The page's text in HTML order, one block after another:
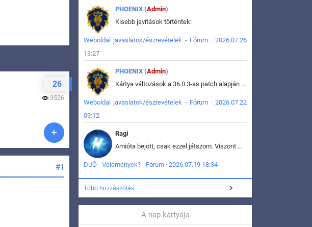
26
3526
#1
PHOENIX (Admin)
Kisebb javítások történtek:
Weboldal javaslatok/észrevételek - Fórum · 2026.07.26
13:27
PHOENIX (Admin)
Kártya változások a 36.0.3-as patch alapján frissítve az adatbázisban (képek is cserélve).
Weboldal javaslatok/észrevételek - Fórum · 2026.07.22
09:12
Ragi
Amióta bejött, csak ezzel játszom. Viszont mint minden más - akár az alapjáték is, ez is baromira összetett lett. Néha már pár kör után is esélytelen az egész. Vagy irreállisan túltápol valaki, vagy lelép a partner, vagy csak hülye mint a segg. És amikor eljönne az én időm, na akkor jön el mindenki másé is. Engem jobban érdekelne, hogy ki milyen ratingen szokott játszani. Na ez lenne egy érdekes adat.
DUÓ - Vélemények? - Fórum · 2026.07.19 18:34
Több hozzászólás
A nap kártyája